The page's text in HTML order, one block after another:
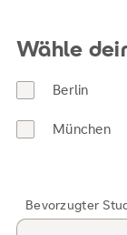
Wähle
Berlin
München
Bevorzugter